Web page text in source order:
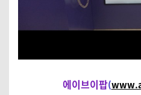
에이브이팝(